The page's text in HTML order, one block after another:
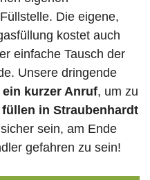
Die eigene,
kostet auch
einfache Tausch der
Unsere dringende
kurzer Anruf, um zu
in Straubenhardt
sein, am Ende
gefahren zu sein!